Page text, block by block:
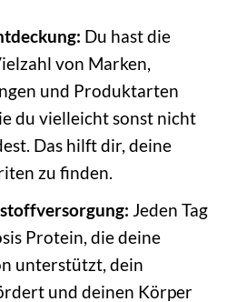
Du hast die
von Marken,
und Produktarten
du vielleicht sonst nicht
Das hilft dir, deine
zu finden.
Jeden Tag
Protein, die deine
unterstützt, dein
und deinen Körper